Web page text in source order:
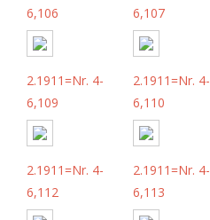
6,106
6,107
2.1911=Nr. 4-
6,109
2.1911=Nr. 4-
6,110
2.1911=Nr. 4-
6,112
2.1911=Nr. 4-
6,113